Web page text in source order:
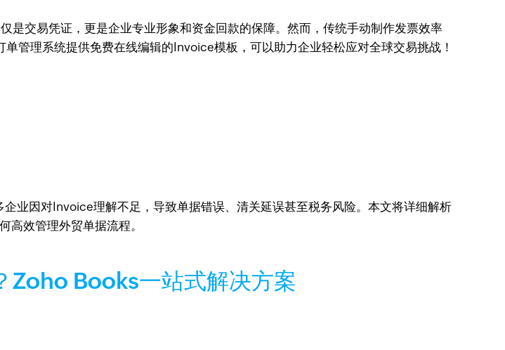
交易凭证，更是企业专业形象和资金回款的保障。然而，传统手动制作发票效率
管理系统提供免费在线编辑的Invoice模板，可以助力企业轻松应对全球交易挑战！
业因对Invoice理解不足，导致单据错误、清关延误甚至税务风险。本文将详细解析
效管理外贸单据流程。
Zoho Books一站式解决方案